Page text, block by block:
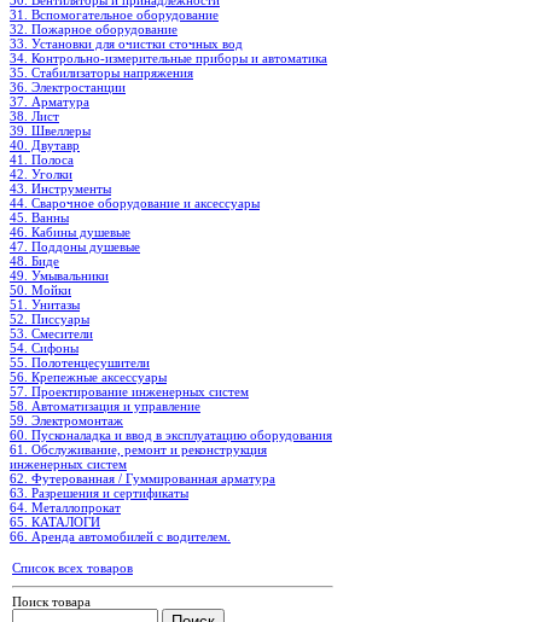
31. Вспомогательное оборудование
32. Пожарное оборудование
33. Установки для очистки сточных вод
34. Контрольно-измерительные приборы и автоматика
35. Стабилизаторы напряжения
36. Электростанции
37. Арматура
38. Лист
39. Швеллеры
40. Двутавр
41. Полоса
42. Уголки
43. Инструменты
44. Сварочное оборудование и аксессуары
45. Ванны
46. Кабины душевые
47. Поддоны душевые
48. Биде
49. Умывальники
50. Мойки
51. Унитазы
52. Писсуары
53. Смесители
54. Сифоны
55. Полотенцесушители
56. Крепежные аксессуары
57. Проектирование инженерных систем
58. Автоматизация и управление
59. Электромонтаж
60. Пусконаладка и ввод в эксплуатацию оборудования
61. Обслуживание, ремонт и реконструкция
инженерных систем
62. Футерованная / Гуммированная арматура
63. Разрешения и сертификаты
64. Металлопрокат
65. КАТАЛОГИ
66. Аренда автомобилей с водителем.
Список всех товаров
Поиск товара